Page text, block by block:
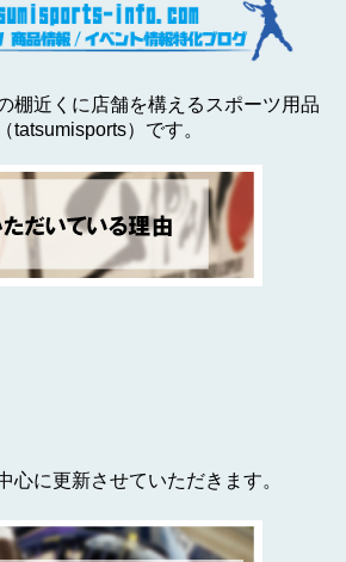
棚近くに店舗を構えるスポーツ用品
tatsumisports）です。
心に更新させていただきます。